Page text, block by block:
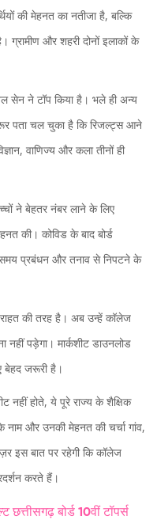
की मेहनत का नतीजा है, बल्कि
ग्रामीण और शहरी दोनों इलाकों के
सेन ने टॉप किया है। भले ही अन्य
पता चल चुका है कि रिजल्ट्स आने
वाणिज्य और कला तीनों ही
ने बेहतर नंबर लाने के लिए
की। कोविड के बाद बोर्ड
समय प्रबंधन और तनाव से निपटने के
राहत की तरह है। अब उन्हें कॉलेज
पड़ेगा। मार्कशीट डाउनलोड
जरूरी है।
नहीं होते, ये पूरे राज्य के शैक्षिक
नाम और उनकी मेहनत की चर्चा गांव,
इस बात पर रहेगी कि कॉलेज
करते हैं।
छत्तीसगढ़ बोर्ड 10वीं टॉपर्स